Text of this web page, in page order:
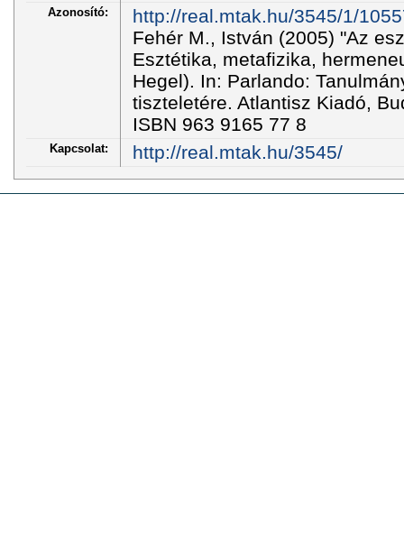
Azonosító:
http://real.mtak.hu/3545/1/
Fehér M., István (2005) "Az
Esztétika, metafizika,
Hegel). In: Parlando:
tiszteletére. Atlantisz Kiadó,
ISBN 963 9165 77 8
Kapcsolat: http://real.mtak.hu/3545/